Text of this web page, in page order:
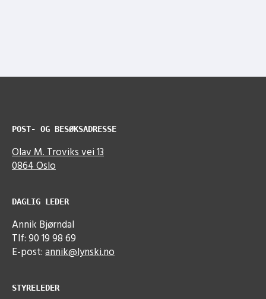
POST- OG BESØKSADRESSE
Olav M. Troviks vei 13
0864 Oslo
DAGLIG LEDER
Annik Bjørndal
Tlf: 90 19 98 69
E-post:annik@lynski.no
STYRELEDER